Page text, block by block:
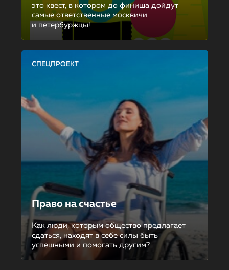
это квест, в котором до финиша дойдут
самые ответственные москвичи
и петербуржцы!
СПЕЦПРОЕКТ
Право на счастье
Как люди, которым общество предлагает
сдаться, находят в себе силы быть
успешными и помогать другим?